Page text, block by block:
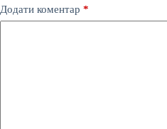
Додати коментар *